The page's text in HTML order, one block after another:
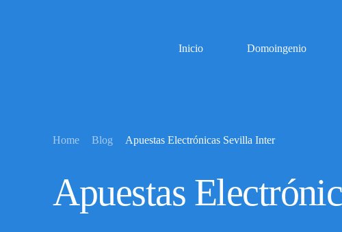
Inicio Domoingenio
Servicios
Instalaciones eléctricas
Home Blog Apuestas Electrónicas Sevilla Inter
Apuestas